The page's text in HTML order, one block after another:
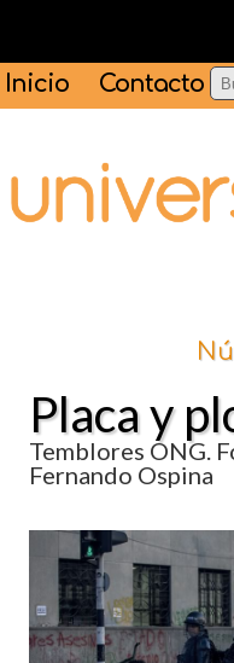
Inicio Contacto
Placa y
Temblores ONG.
Fernando Ospina